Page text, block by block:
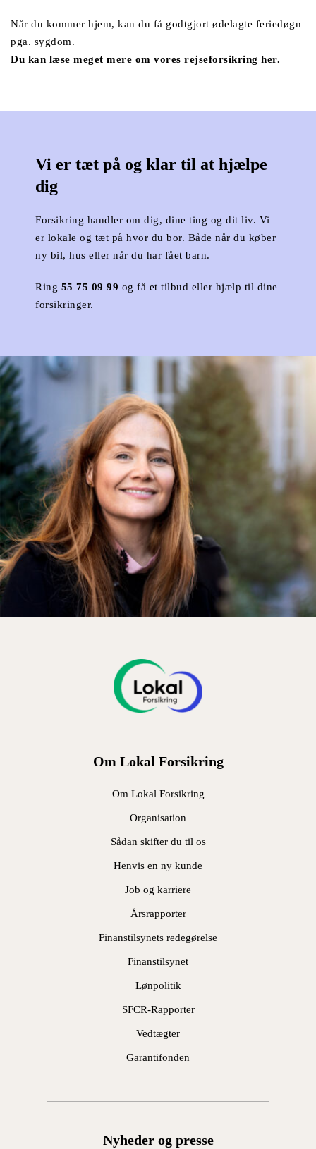
Når du kommer hjem, kan du få godtgjort ødelagte feriedøgn
pga. sygdom.
Du kan læse meget mere om vores rejseforsikring her.
Vi er tæt på og klar til at hjælpe
dig
Forsikring handler om dig, dine ting og dit liv. Vi
er lokale og tæt på hvor du bor. Både når du køber
ny bil, hus eller når du har fået barn.
Ring 55 75 09 99 og få et tilbud eller hjælp til dine
forsikringer.
Om Lokal Forsikring
Om Lokal Forsikring
Organisation
Sådan skifter du til os
Henvis en ny kunde
Job og karriere
Årsrapporter
Finanstilsynets redegørelse
Finanstilsynet
Lønpolitik
SFCR-Rapporter
Vedtægter
Garantifonden
Nyheder og presse